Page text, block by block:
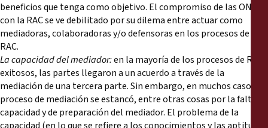
beneficios que tenga como objetivo. El compromiso de las ONG
con la RAC se ve debilitado por su dilema entre actuar como
mediadoras, colaboradoras y/o defensoras en los procesos de
RAC.
La capacidad del mediador:en la mayoría de los procesos de RAC
exitosos, las partes llegaron a un acuerdo a través de la
mediación de una tercera parte. Sin embargo, en muchos casos el
proceso de mediación se estancó, entre otras cosas por la falta de
capacidad y de preparación del mediador. El problema de la